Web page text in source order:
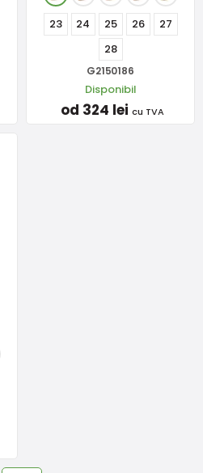
23 24 25 26
27
28
G2150186
Disponibil
od 324 lei cu TVA